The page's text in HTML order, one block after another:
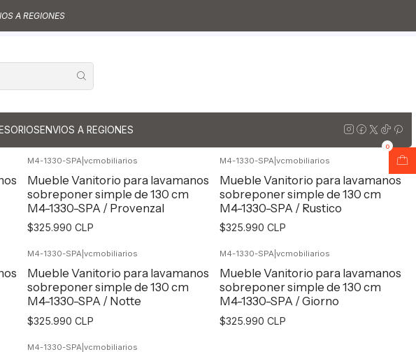
ENVIOS A REGIONES
0
A REGIONES
aereo
doble de 130 cm
aereo doble de 130
M4-1330-SPA| vcmobiliarios
Mueble Vanitorio para lavamanos
sobreponer simple de 130 cm
M4-1330-SPA / Provenzal
$325.990 CLP
M4-1330-SPA| vcmobiliarios
Mueble Vanitorio para lavamanos
sobreponer simple de 130 cm
M4-1330-SPA / Rustico
$325.990 CLP
M4-1330-SPA| vcmobiliarios
Mueble Vanitorio para lavamanos
sobreponer simple de 130 cm
M4-1330-SPA / Notte
$325.990 CLP
M4-1330-SPA| vcmobiliarios
Mueble Vanitorio para lavamanos
sobreponer simple de 130 cm
M4-1330-SPA / Giorno
$325.990 CLP
M4-1330-SPA| vcmobiliarios